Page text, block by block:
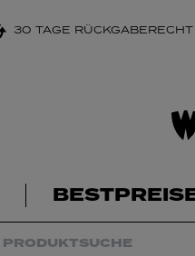
30 TAGE RÜCKGABERECHT